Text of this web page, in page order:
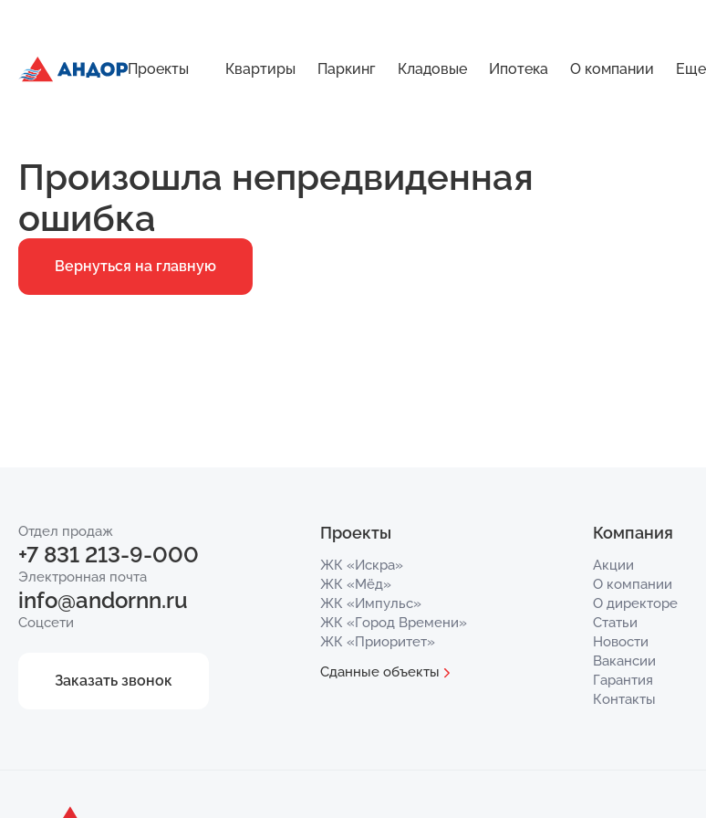
Проекты Квартиры Паркинг Кладовые Ипотека О компании Еще
Произошла непредвиденная
ошибка
Вернуться на главную
Отдел продаж
+7 831 213-9-000
Электронная почта
info@andornn.ru
Соцсети
Заказать звонок
Проекты
ЖК «Искра»
ЖК «Мёд»
ЖК «Импульс»
ЖК «Город Времени»
ЖК «Приоритет»
Сданные объекты
Компания
Акции
О компании
О директоре
Статьи
Новости
Вакансии
Гарантия
Контакты